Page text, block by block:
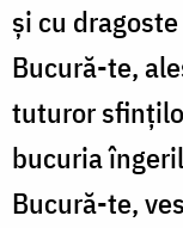
și cu
Bucură-te,
tuturor
bucuria
Bucură-te,